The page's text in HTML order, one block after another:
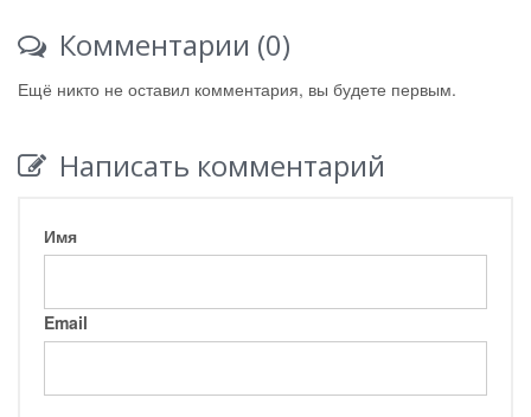
Комментарии (0)
Ещё никто не оставил комментария, вы будете первым.
Написать комментарий
Имя
Email